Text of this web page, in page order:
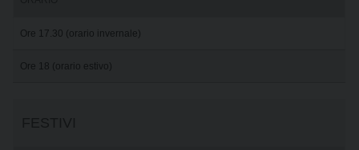
Ore 17.30 (orario invernale)
Ore 18 (orario estivo)